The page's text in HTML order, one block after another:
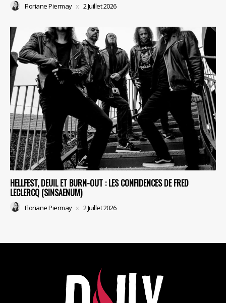
Floriane Piermay 2 Juillet 2026
HELLFEST, DEUIL ET BURN-OUT : LES CONFIDENCES DE FRED
LECLERCQ (SINSAENUM)
Floriane Piermay 2 Juillet 2026